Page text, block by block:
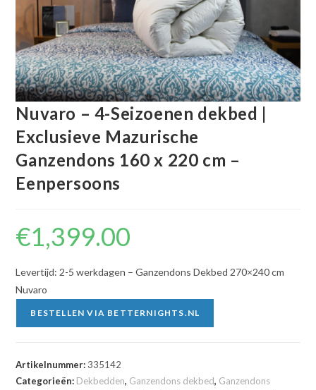
Nuvaro – 4-Seizoenen dekbed |
Exclusieve Mazurische
Ganzendons 160 x 220 cm –
Eenpersoons
€1,399.00
Levertijd: 2-5 werkdagen – Ganzendons Dekbed 270×240 cm
Nuvaro
BESTELLEN VIA BETTERNIGHTS.NL
Artikelnummer: 335142
Categorieën: Dekbedden, Ganzendons dekbed, Ganzendons